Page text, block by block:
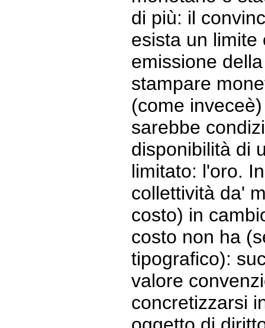
di più: il
esista un limite
emissione
stampare
(come
sarebbe
disponibilità di
limitato: l'oro.
collettività da'
costo) in
costo non ha
tipografico):
valore
concretizzarsi